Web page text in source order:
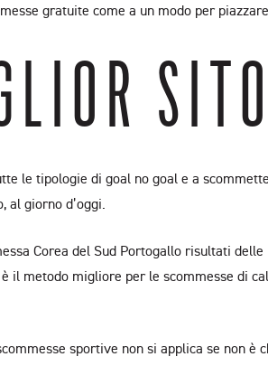
gratuite come a un modo per
le tipologie di goal no goal e a
al giorno d’oggi.
Corea del Sud Portogallo risultati
è il metodo migliore per le scommesse di
sportive non si applica se non